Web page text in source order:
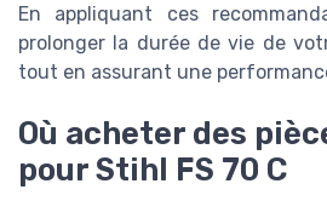
En appliquant ces
prolonger la durée de vie de
tout en assurant une
Où acheter des
pour Stihl FS 70 C